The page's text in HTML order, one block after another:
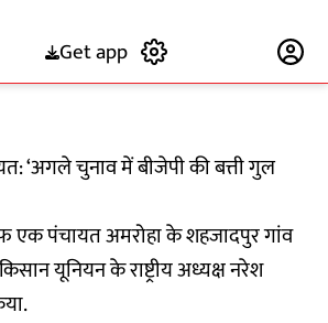
Get app
‘अगले चुनाव में बीजेपी की बत्ती गुल
एक पंचायत अमरोहा के शहजादपुर गांव
यूनियन के राष्ट्रीय अध्यक्ष नरेश